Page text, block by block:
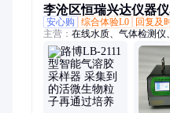
李沧区恒瑞兴达仪器
安心购
综合体验L0 回复及
主营： 在线水质、气体检测仪
级计